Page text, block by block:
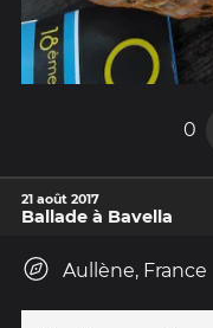
0
21 août 2017
Ballade à Bavella
Aullène, France